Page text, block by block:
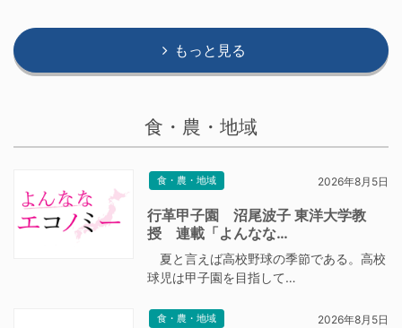
もっと見る
食・農・地域
食・農・地域 2026年8月5日
行革甲子園 沼尾波子 東洋大学教
授 連載「よんなな…
夏と言えば高校野球の季節である。高校
球児は甲子園を目指して…
食・農・地域 2026年8月5日